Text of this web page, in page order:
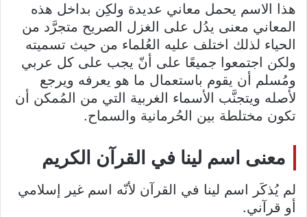
هذا الاسم يحمل معاني عديدة ولكِن بداخل هذه
المعاني معنى يدُل على الغزل الصريح متجرَّد من
الحياء لذلك اختلف عليه العُلماء من حيث تسميته
ولكن اجتمعوا جميعًا على أنّ يجب على كل عربي
ومُسلم أن يقوم باستعمال ما هو يعرفه ويرجع
لأصله ويتجنَّب الأسماء الغربية التي من المُمكن أن
تكون مختلطة بين الحُرمانية والسماح.
معنى اسم لينا في القرآن الكريم
لم يُذكَر اسم لينا في القرآن لأنّه اسم غير إسلامي
أو قرآني.